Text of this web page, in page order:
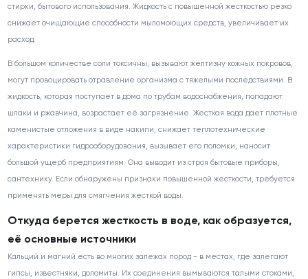
стирки, бытового использования. Жидкость с повышенной жесткостью резко
снижает очищающие способности мыломоющих средств, увеличивает их
расход.
В большом количестве соли токсичны, вызывают желтизну кожных покровов,
могут провоцировать отравление организма с тяжелыми последствиями. В
жидкость, которая поступает в дома по трубам водоснабжения, попадают
шлаки и ржавчина, возрастает её загрязнение. Жесткая вода дает плотные
каменистые отложения в виде накипи, снижает теплотехнические
характеристики гидрооборудования, вызывает его поломки, наносит
большой ущерб предприятиям. Она выводит из строя бытовые приборы,
сантехнику. Если обнаружены признаки повышенной жесткости, требуется
применять меры для смягчения жесткой воды.
Откуда берется жесткость в воде, как образуется,
её основные источники
Кальций и магний есть во многих залежах пород - в местах, где залегают
гипсы, известняки, доломиты. Их соединения вымываются талыми стоками,